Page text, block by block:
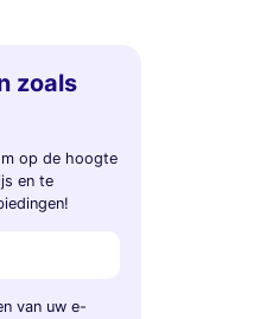
zoals
op de hoogte
en te
van uw e-